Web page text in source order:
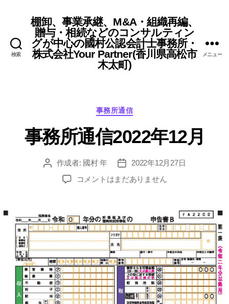
検索
棚卸、事業承継、M&A・組織再編、
贈与・相続などのコンサルティン
グが中心の國村公認会計士事務所・
株式会社Your Partner(香川県高松市
木太町)
メニュー
カ
ゴ
リ
事務所通信
事務所通信2022年12月
投 作成者: 國村 年
投
稿
日
2022年12月27日
事
信
2022
12
月
へ
の
コメントはまだありません